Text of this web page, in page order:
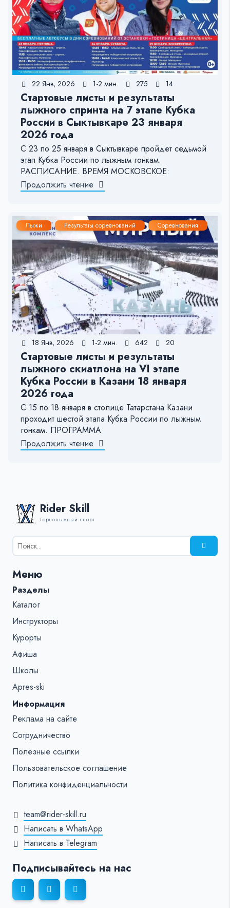
22 Янв, 2026 1-2 мин. 275 14
Стартовые листы и результаты
лыжного спринта на 7 этапе Кубка
России в Сыктывкаре 23 января
2026 года
С 23 по 25 января в Сыктывкаре пройдет седьмой
этап Кубка России по лыжным гонкам.
РАСПИСАНИЕ. ВРЕМЯ МОСКОВСКОЕ:
Продолжить чтение
Лыжи Результаты соревнований Соревнования
18 Янв, 2026 1-2 мин. 642 20
Стартовые листы и результаты
лыжного скиатлона на VI этапе
Кубка России в Казани 18 января
2026 года
С 15 по 18 января в столице Татарстана Казани
проходит шестой этапа Кубка России по лыжным
гонкам. ПРОГРАММА
Продолжить чтение
Rider Skill
Горнолыжный спорт
Результаты
поиска
%s:
Меню
Разделы
Каталог
Инструкторы
Курорты
Афиша
Школы
Apres-ski
Информация
Реклама на сайте
Сотрудничество
Полезные ссылки
Пользовательское соглашение
Политика конфиденциальности
team@rider-skill.ru
Написать в WhatsApp
Написать в Telegram
Подписывайтесь на нас